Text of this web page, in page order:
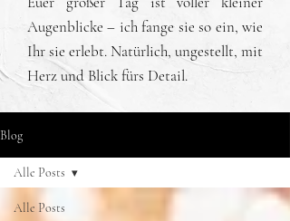
Augenblicke – ich fange sie so ein, wie
Ihr sie erlebt. Natürlich, ungestellt, mit
Herz und Blick fürs Detail.
Blog
Alle Posts
Alle Posts